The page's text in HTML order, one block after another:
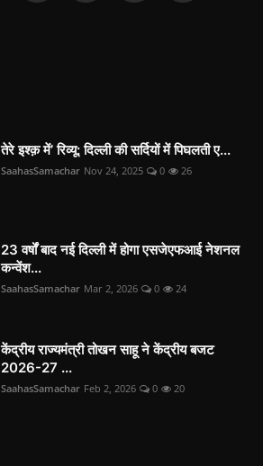
तेरे इश्क़ में’ रिव्यू: दिल्ली की सर्दियों में पिघलती ए...
SaahasSamachar Nov 24, 2025 0 26
23 वर्षों बाद नई दिल्ली में होगा एसजेएफआई नेशनल
कन्वेंश...
SaahasSamachar Mar 2, 2026 0 24
केंद्रीय राज्यमंत्री तोखन साहू ने केंद्रीय बजट
2026-27 ...
SaahasSamachar Feb 2, 2026 0 20